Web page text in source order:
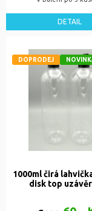
DETAIL
DOPRODEJ
1000ml čirá
disk top